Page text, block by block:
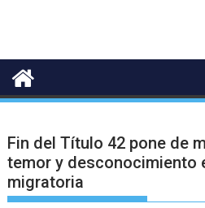
Fin del Título 42 pone de
temor y desconocimiento
migratoria